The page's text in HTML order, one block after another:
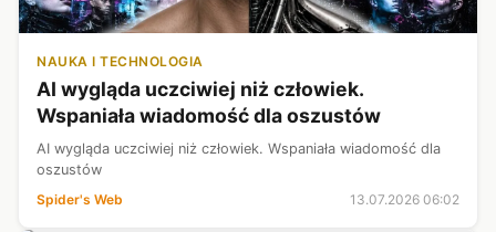
NAUKA I TECHNOLOGIA
AI wygląda uczciwiej niż człowiek.
Wspaniała wiadomość dla oszustów
AI wygląda uczciwiej niż człowiek. Wspaniała wiadomość dla
oszustów
Spider's Web
13.07.2026 06:02